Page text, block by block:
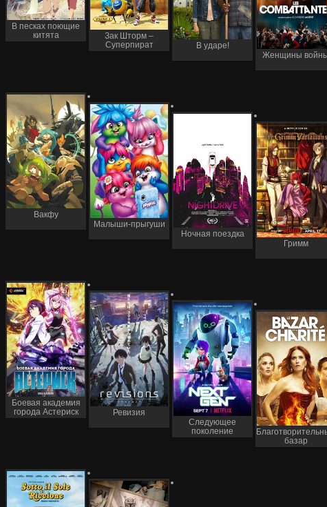
В песках поющие
китята
Зак Шторм –
Суперпират
В ударе!
Женщины
Вакфу
Малыши-прыгуши
Ночная поездка
Гримм
Боевая академия
города Астериск
Ревизия
Следующее
поколение
базар